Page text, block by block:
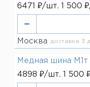
6471 ₽/шт. 1 500
Москва доставка 3
Медная шина
4898 ₽/шт. 1 500